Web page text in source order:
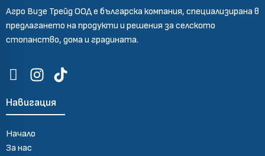
Агро Визе Трейд ООД е българска компания, специализирана в
предлагането на продукти и решения за селското
стопанство, дома и градината.
Навигация
Начало
За нас